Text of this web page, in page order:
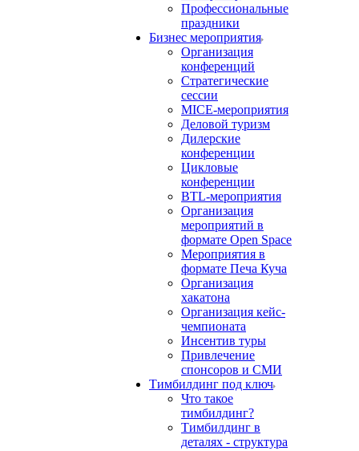
Профессиональные
праздники
Бизнес мероприятия
Организация
конференций
Стратегические
сессии
MICE-мероприятия
Деловой туризм
Дилерские
конференции
Цикловые
конференции
BTL-мероприятия
Организация
мероприятий в
формате Open Space
Мероприятия в
формате Печа Куча
Организация
хакатона
Организация кейс-
чемпионата
Инсентив туры
Привлечение
спонсоров и СМИ
Тимбилдинг под ключ
Что такое
тимбилдинг?
Тимбилдинг в
деталях - структура